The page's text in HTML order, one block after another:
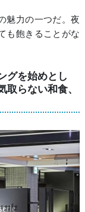
魅力の一つだ。夜
も飽きることがな
グを始めとし
らない和食、